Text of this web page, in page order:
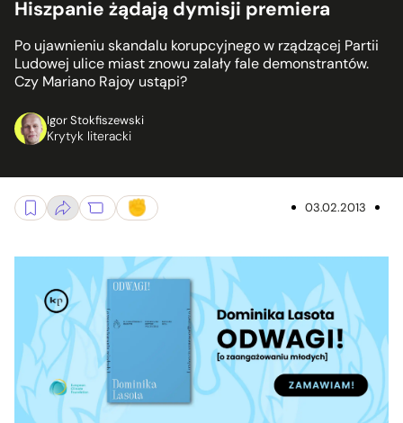
Hiszpanie żądają dymisji premiera
Po ujawnieniu skandalu korupcyjnego w rządzącej Partii
Ludowej ulice miast znowu zalały fale demonstrantów.
Czy Mariano Rajoy ustąpi?
Igor Stokfiszewski
Krytyk literacki
03.02.2013